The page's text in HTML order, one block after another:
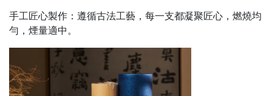
手工匠心製作：遵循古法工藝，每一支都凝聚匠心，燃燒均
勻，煙量適中 。